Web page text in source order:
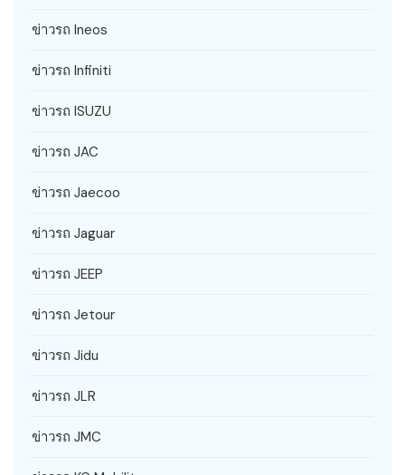
ข่าวรถ Ineos
ข่าวรถ Infiniti
ข่าวรถ ISUZU
ข่าวรถ JAC
ข่าวรถ Jaecoo
ข่าวรถ Jaguar
ข่าวรถ JEEP
ข่าวรถ Jetour
ข่าวรถ Jidu
ข่าวรถ JLR
ข่าวรถ JMC